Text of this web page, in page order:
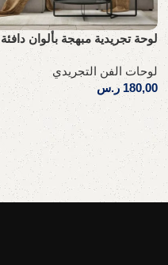
لوحة تجريدية مبهجة بألوان دافئة
لوحات الفن التجريدي
180,00 ر.س
إضافة إلى السلة